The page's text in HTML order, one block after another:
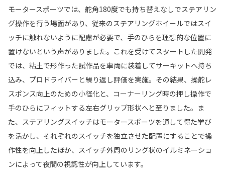
モータースポーツでは、舵角180度でも持ち替えなしでステアリン
グ操作を行う場面があり、従来のステアリングホイールではスイ
ッチに触れないように配慮が必要で、手のひらを理想的な位置に
置けないという声がありました。これを受けてスタートした開発
では、粘土で形作った試作品を車両に装着してサーキットへ持ち
込み、プロドライバーと繰り返し評価を実施。その結果、操舵レ
スポンス向上のための小径化と、コーナーリング時の押し操作で
手のひらにフィットする左右グリップ形状へと至りました。ま
た、ステアリングスイッチはモータースポーツを通して得た学び
を活かし、それぞれのスイッチを独立させた配置にすることで操
作性を向上したほか、スイッチ外周のリング状のイルミネーショ
ンによって夜間の視認性が向上しています。